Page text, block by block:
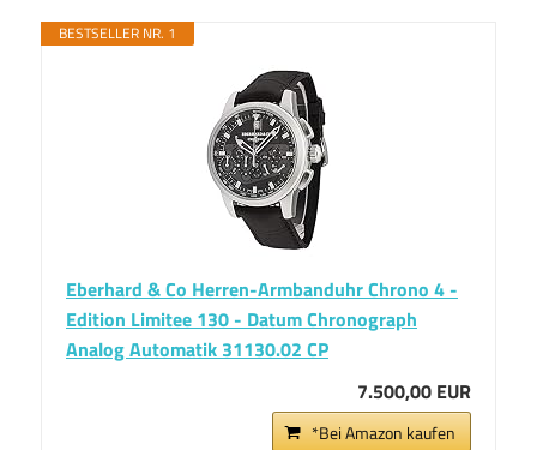
BESTSELLER NR. 1
Eberhard & Co Herren-Armbanduhr Chrono 4 -
Edition Limitee 130 - Datum Chronograph
Analog Automatik 31130.02 CP
7.500,00 EUR
*Bei Amazon kaufen